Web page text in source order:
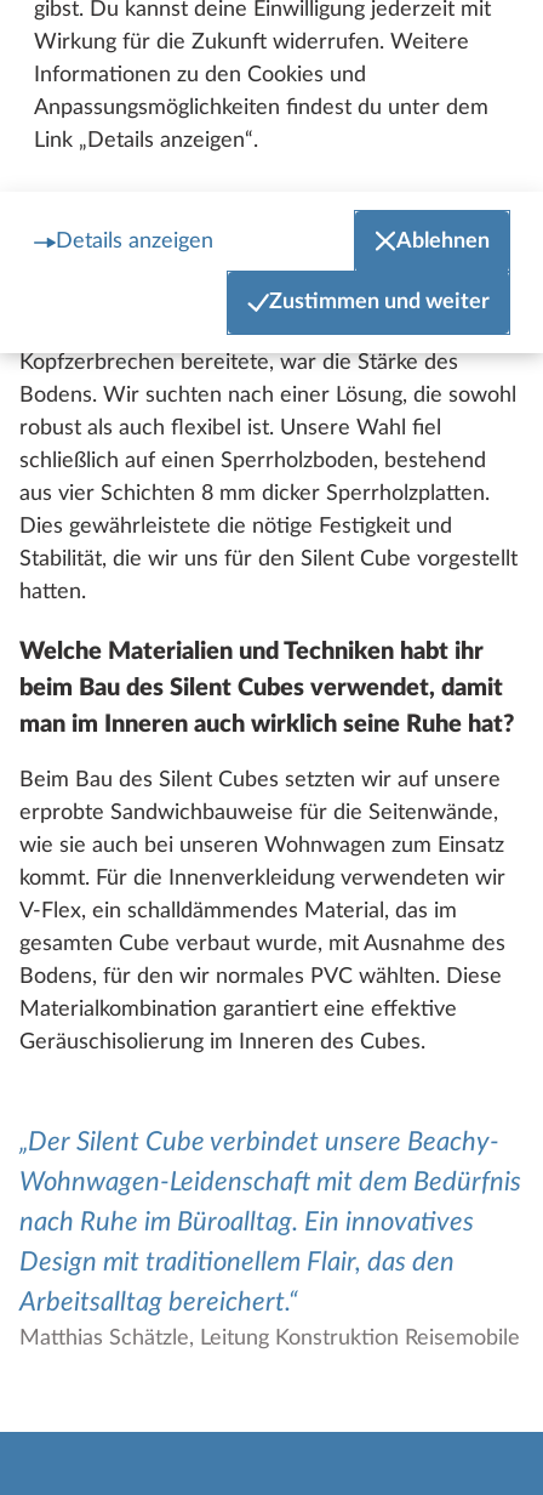
gibst. Du kannst deine Einwilligung jederzeit mit
Wirkung für die Zukunft widerrufen. Weitere
Informationen zu den Cookies und
Anpassungsmöglichkeiten findest du unter dem
Link „Details anzeigen“.
Details anzeigen Ablehnen
Zustimmen und weiter
2 Metern entschieden. Ein weiteres Anliegen war,
dass Dach und Boden des Cubes trennbar sein
sollten, um den Transport und die Platzierung im
Raum zu erleichtern.
gewährleisten, haben wir eine große Platte
gepresst, die wir anschließend gefräst und in zwei
Teile geteilt haben. Diese passten dann perfekt
zusammen. Ein besonderes Detail, das uns
Kopfzerbrechen bereitete, war die Stärke des
Bodens. Wir suchten nach einer Lösung, die sowohl
robust als auch flexibel ist. Unsere Wahl fiel
schließlich auf einen Sperrholzboden, bestehend
aus vier Schichten 8 mm dicker Sperrholzplatten.
Dies gewährleistete die nötige Festigkeit und
Stabilität, die wir uns für den Silent Cube vorgestellt
hatten.
Welche Materialien und Techniken habt ihr
beim Bau des Silent Cubes verwendet, damit
man im Inneren auch wirklich seine Ruhe hat?
Beim Bau des Silent Cubes setzten wir auf unsere
erprobte Sandwichbauweise für die Seitenwände,
wie sie auch bei unseren Wohnwagen zum Einsatz
kommt. Für die Innenverkleidung verwendeten wir
V-Flex, ein schalldämmendes Material, das im
gesamten Cube verbaut wurde, mit Ausnahme des
Bodens, für den wir normales PVC wählten. Diese
Materialkombination garantiert eine effektive
Geräuschisolierung im Inneren des Cubes.
Der Silent Cube verbindet unsere Beachy-
Wohnwagen-Leidenschaft mit dem Bedürfnis
nach Ruhe im Büroalltag. Ein innovatives
Design mit traditionellem Flair, das den
Arbeitsalltag bereichert.
Matthias Schätzle, Leitung Konstruktion Reisemobile